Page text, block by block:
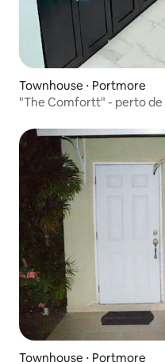
Townhouse ⋅ Portmore
"The Comfortt" - perto de
Townhouse ⋅ Portmore